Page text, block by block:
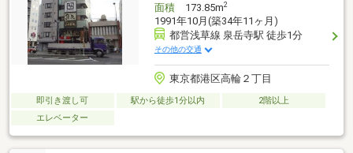
面積173.85m2
1991年10月(築34年11ヶ月)
都営浅草線 泉岳寺駅 徒歩1分
その他の交通
東京都港区高輪２丁目
即引き渡し可 駅から徒歩1分以内
2階以上
エレベーター